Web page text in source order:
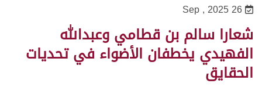
26 Sep , 2025
شعارا سالم بن قطامي وعبدالله
الفهيدي يخطفان الأضواء في تحديات
الحقايق